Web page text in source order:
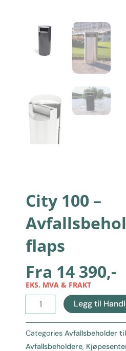
City 100 –
flaps
Fra 14 390,-
EKS. MVA & FRAKT
City
100
-
Avfallsbeholder
Legg til
Categories Avfallsbeholder
Avfallsbeholdere,